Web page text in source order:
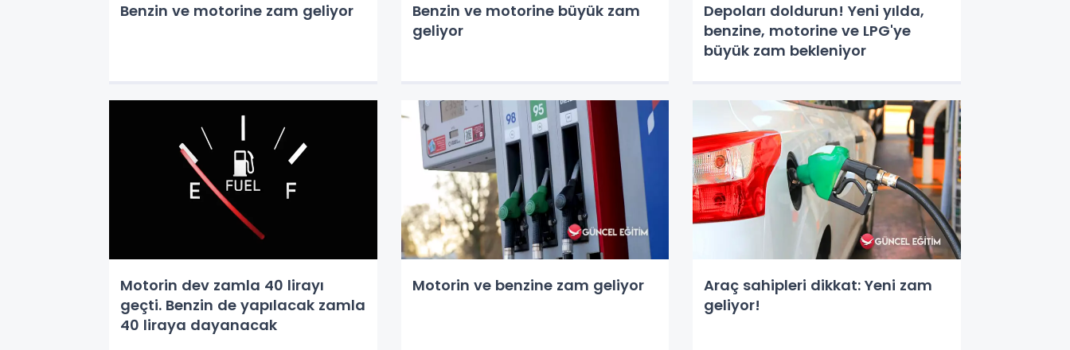
Benzin ve motorine zam geliyor
Benzin ve motorine büyük zam
geliyor
Depoları doldurun! Yeni yılda,
benzine, motorine ve LPG'ye
büyük zam bekleniyor
Motorin dev zamla 40 lirayı
geçti. Benzin de yapılacak zamla
40 liraya dayanacak
Motorin ve benzine zam geliyor
Araç sahipleri dikkat: Yeni zam
geliyor!